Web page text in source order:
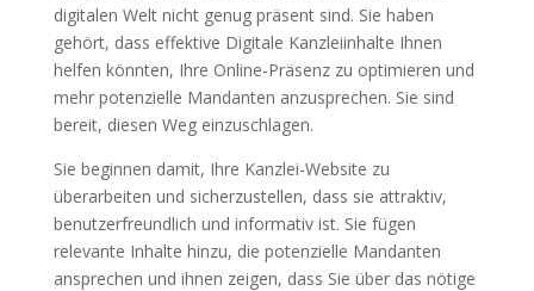
digitalen Welt nicht genug präsent sind. Sie haben
gehört, dass effektive Digitale Kanzleiinhalte Ihnen
helfen könnten, Ihre Online-Präsenz zu optimieren und
mehr potenzielle Mandanten anzusprechen. Sie sind
bereit, diesen Weg einzuschlagen.
Sie beginnen damit, Ihre Kanzlei-Website zu
überarbeiten und sicherzustellen, dass sie attraktiv,
benutzerfreundlich und informativ ist. Sie fügen
relevante Inhalte hinzu, die potenzielle Mandanten
ansprechen und ihnen zeigen, dass Sie über das nötige